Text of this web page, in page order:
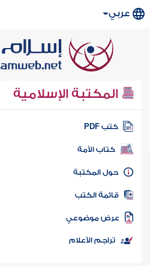
عربي
المكتبة الإسلامية
كتب PDF
كتاب الأمة
المكتبة
الكتب
موضوعي